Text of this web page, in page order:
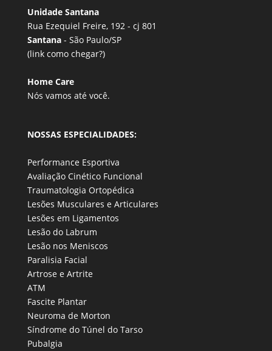
Unidade Santana
Rua Ezequiel Freire, 192 - cj 801
Santana - São Paulo/SP
(link como chegar?)
Home Care
Nós vamos até você.
NOSSAS ESPECIALIDADES:
Performance Esportiva
Avaliação Cinético Funcional
Traumatologia Ortopédica
Lesões Musculares e Articulares
Lesões em Ligamentos
Lesão do Labrum
Lesão nos Meniscos
Paralisia Facial
Artrose e Artrite
ATM
Fascite Plantar
Neuroma de Morton
Síndrome do Túnel do Tarso
Pubalgia